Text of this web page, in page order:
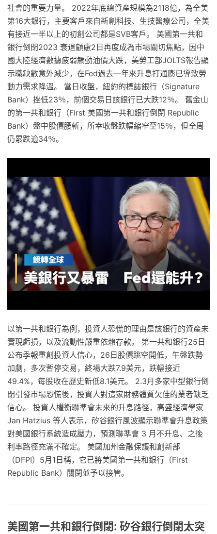
社會的重要力量。 2022年底總資產規模為2118億，為全美
第16大銀行，主要客戶來自新創科技、生技醫療公司，全美
有接近一半以上的初創公司都是SVB客戶。 美國第一共和
銀行倒閉2023 衰退顧慮2日再度成為市場關切焦點，因中
國大陸經濟數據疲弱觸動油價大跌，美勞工部JOLTS報告顯
示職缺數意外減少，在Fed過去一年來升息打通膨已導致勞
動力需求降溫。 當日收盤，紐約的標誌銀行（Signature
Bank）挫低23％，前個交易日該銀行已大跌12％。 舊金山
的第一共和銀行（First 美國第一共和銀行倒閉 Republic
Bank）盤中股價腰斬，所幸收盤跌幅縮窄至15％，但全周
仍累跌逾34％。
以第一共和銀行為例，投資人恐慌的理由是該銀行的資產未
實現虧損，以及流動性嚴重依賴存款。 第一共和銀行25日
公布季報重創投資人信心，26日股價跳空開低，午盤跌勢
加劇，多次暫停交易，終場大跌7.9美元，跌幅接近
49.4%，每股收在歷史新低8.1美元。 2.3月多家中型銀行倒
閉引發市場恐慌後，投資人對這家財務體質欠佳的業者缺乏
信心。 投資人權衡聯準會未來的升息路徑，高盛經濟學家
Jan Hatzius 等人表示，矽谷銀行風波顯示聯準會升息政策
對美國銀行系統造成壓力，預測聯準會 3 月不升息、之後
利率路徑充滿不確定。 美國加州金融保護和創新部
（DFPI）5月1日稱，它已將美國第一共和銀行（First
Republic Bank）關閉並予以接管。
美國第一共和銀行倒閉: 矽谷銀行倒閉太突